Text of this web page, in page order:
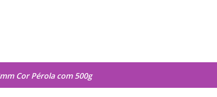
Cor Pérola com 500g